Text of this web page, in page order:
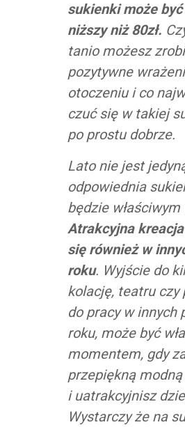
sukienki może
niższy niż 80zł.
tanio możesz
pozytywne
otoczeniu i co
czuć się w takiej
po prostu dobrze.
Lato nie jest
odpowiednia
będzie
Atrakcyjna
się również w
roku. Wyjście do
kolację, teatru czy
do pracy w innych
roku, może być
momentem, gdy
przepiękną
i uatrakcyjnisz
Wystarczy że na